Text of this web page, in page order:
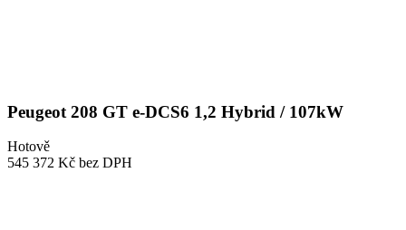
Peugeot 208 GT e-DCS6 1,2 Hybrid / 107kW
Hotově
545 372 Kč bez DPH